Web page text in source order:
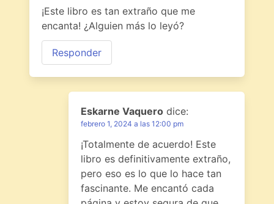
¡Este libro es tan extraño que me
encanta! ¿Alguien más lo leyó?
Responder
Eskarne Vaquero dice:
febrero 1, 2024 a las 12:00 pm
¡Totalmente de acuerdo! Este
libro es definitivamente extraño,
pero eso es lo que lo hace tan
fascinante. Me encantó cada